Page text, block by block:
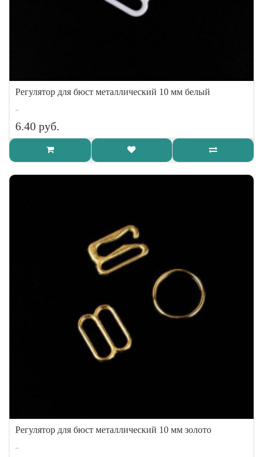
Регулятор для бюст металлический 10 мм белый
..
6.40 руб.
Регулятор для бюст металлический 10 мм золото
..